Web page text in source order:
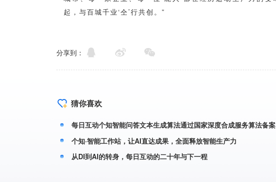
分享到：
猜你喜欢
每日互动个知智能问答文本生成算法通过国家深度合成服务算法备案
个知·智能工作站，让AI直达成果，全面释放智能生产力
从DI到AI的转身，每日互动的二十年与下一程